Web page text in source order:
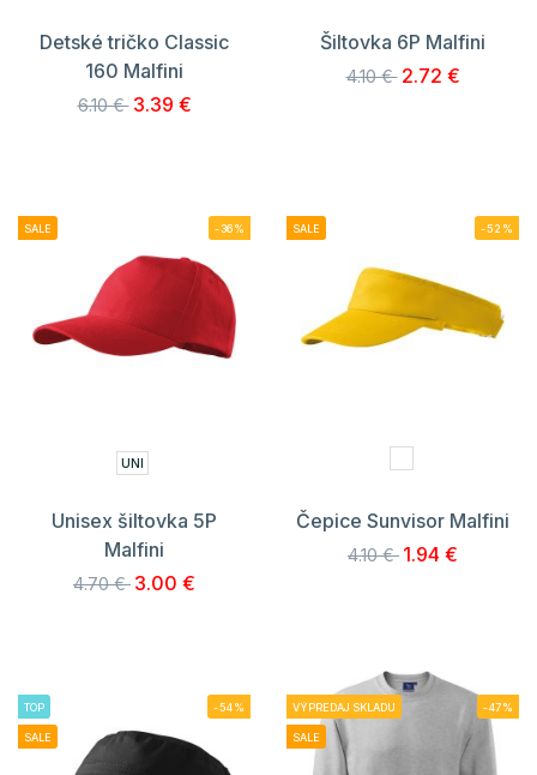
Detské tričko Classic
160 Malfini
6.10 € 3.39 €
Šiltovka 6P Malfini
4.10 € 2.72 €
SALE -36%
UNI
Unisex šiltovka 5P
Malfini
4.70 € 3.00 €
SALE -52%
Čepice Sunvisor Malfini
4.10 € 1.94 €
TOP
SALE
-54% VÝPREDAJ SKLADU
SALE
-47%